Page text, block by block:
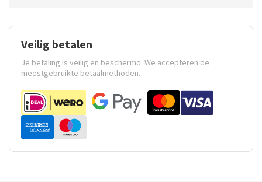
Veilig betalen
Je betaling is veilig en beschermd. We accepteren de
meestgebruikte betaalmethoden.